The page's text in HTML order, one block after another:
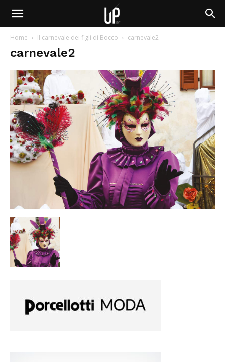
Home Il carnevale dei figli di Bocco carnevale2
carnevale2